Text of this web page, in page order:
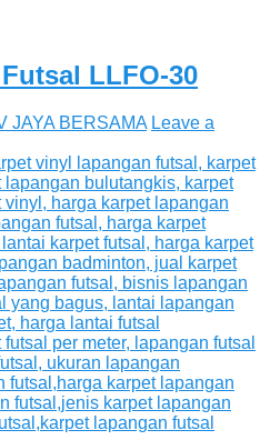
LLFO-30
JAYA BERSAMA Leave a